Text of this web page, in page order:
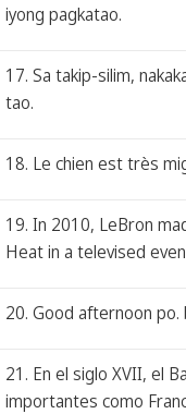
iyong pagkatao.
17. Sa takip-silim,
tao.
18. Le chien est très
19. In 2010, LeBron
Heat in a televised
20. Good afternoon po.
21. En el siglo XVII, el
importantes como